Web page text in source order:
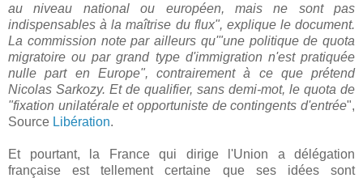
au niveau national ou européen, mais ne sont pas
indispensables à la maîtrise du flux", explique le document.
La commission note par ailleurs qu'"une politique de quota
migratoire ou par grand type d'immigration n'est pratiquée
nulle part en Europe", contrairement à ce que prétend
Nicolas Sarkozy. Et de qualifier, sans demi-mot, le quota de
"fixation unilatérale et opportuniste de contingents d'entrée",
Source Libération.
Et pourtant, la France qui dirige l'Union a délégation
française est tellement certaine que ses idées sont